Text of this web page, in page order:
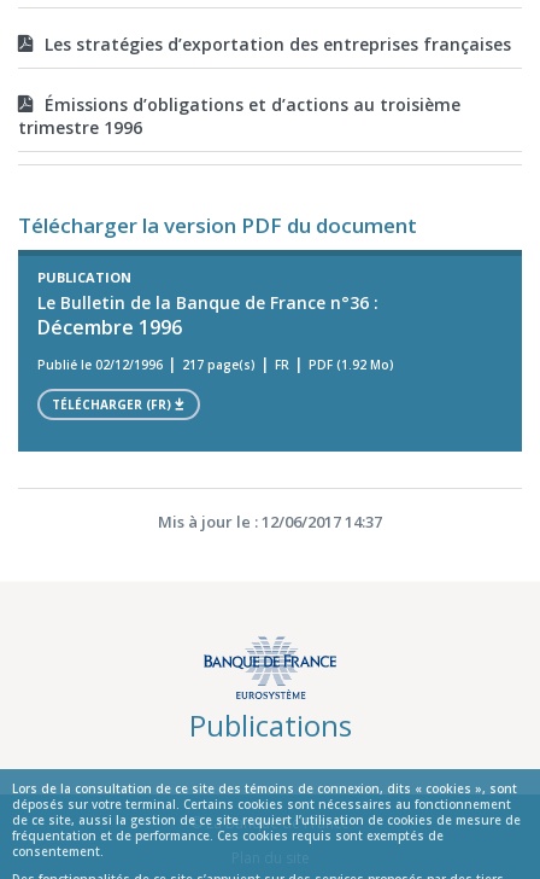
Lors de la consultation de ce site des témoins de connexion, dits « cookies », sont
déposés sur votre terminal. Certains cookies sont nécessaires au fonctionnement
de ce site, aussi la gestion de ce site requiert l’utilisation de cookies de mesure de
fréquentation et de performance. Ces cookies requis sont exemptés de
consentement.
Les stratégies d’exportation des entreprises françaises
Émissions d’obligations et d’actions au troisième
trimestre 1996
Télécharger la version PDF du document
PUBLICATION
Le Bulletin de la Banque de France n°36 :
Décembre 1996
Publié le 02/12/1996 217 page(s) FR PDF (1.92 Mo)
TÉLÉCHARGER (FR)
Mis à jour le : 12/06/2017 14:37
Publications
© La Banque de France
Informations